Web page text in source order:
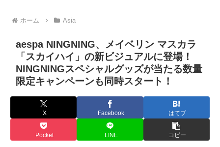
ホーム Asia
aespa NINGNING、メイベリン マスカラ
「スカイハイ」の新ビジュアルに登場！
NINGNINGスペシャルグッズが当たる数量
限定キャンペーンも同時スタート！
X Facebook はてブ
Pocket LINE コピー